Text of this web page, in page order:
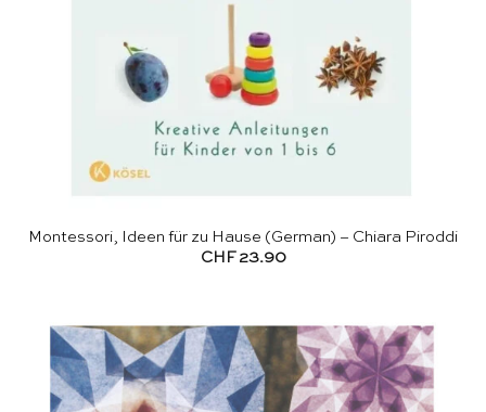
Montessori, Ideen für zu Hause (German) – Chiara Piroddi
CHF 23.90